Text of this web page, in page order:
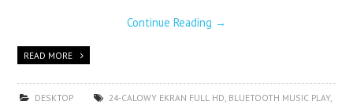
Continue Reading →
READ MORE
DESKTOP 24-CALOWY EKRAN FULL HD, BLUETOOTH MUSIC PLAY,